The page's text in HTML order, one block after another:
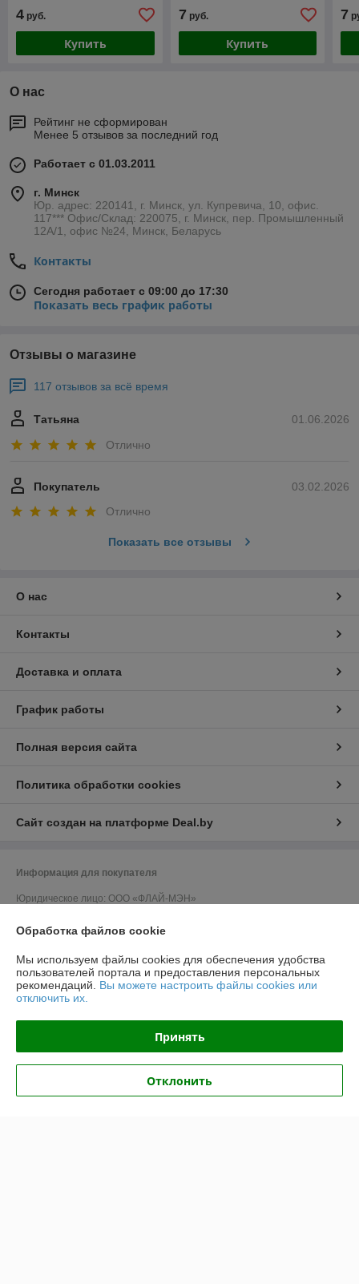
4 руб.
Купить
7 руб.
Купить
7
О нас
Рейтинг не сформирован
Менее 5 отзывов за последний год
Работает с 01.03.2011
г. Минск
Юр. адрес: 220141, г. Минск, ул. Купревича, 10, офис.
117*** Офис/Склад: 220075, г. Минск, пер. Промышленный
12А/1, офис №24, Минск, Беларусь
Контакты
Сегодня работает с 09:00 до 17:30
Показать весь график работы
Отзывы о магазине
117 отзывов за всё время
01.06.2026
Татьяна
Отлично
03.02.2026
Покупатель
Отлично
Показать все отзывы
О нас
Контакты
Доставка и оплата
График работы
Полная версия сайта
Политика обработки cookies
Сайт создан на платформе Deal.by
Информация для покупателя
Юридическое лицо: ООО «ФЛАЙ-МЭН»
Регистрационный номер ЕГР: 191207725
УНП: 191207725
Регистрационный орган: Минский горисполком
Ссылка на свидетельство/лицензию
Ссылка на свидетельство/лицензию
Ссылка на свидетельство/лицензию
Обработка файлов cookie
Мы используем файлы cookies для обеспечения удобства
пользователей портала и предоставления персональных
рекомендаций. Вы можете настроить файлы cookies или
отключить их.
Принять
Отклонить